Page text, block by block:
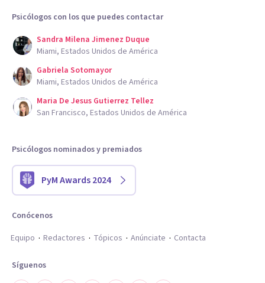
Psicólogos con los que puedes contactar
Sandra Milena Jimenez Duque
Miami, Estados Unidos de América
Gabriela Sotomayor
Miami, Estados Unidos de América
Maria De Jesus Gutierrez Tellez
San Francisco, Estados Unidos de América
Psicólogos nominados y premiados
PyM Awards 2024
Conócenos
Equipo
Redactores Tópicos Anúnciate Contacta
Síguenos